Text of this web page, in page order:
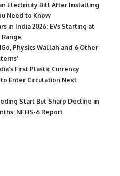
Electricity Bill After Installing
Need to Know
in India 2026: EVs Starting at
Range
Physics Wallah and 6 Other
First Plastic Currency
Enter Circulation Next
Start But Sharp Decline in
NFHS-6 Report